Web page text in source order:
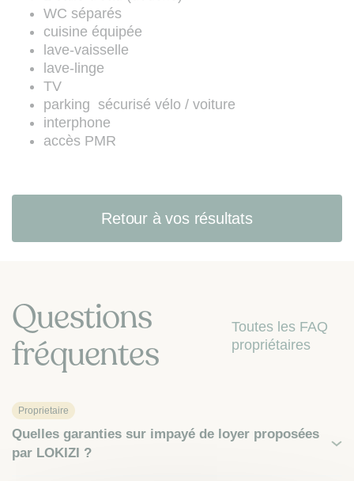
Code de la consommation (site web
:www.bloctel.gouv.fr
WC séparés
cuisine équipée
lave-vaisselle
lave-linge
TV
parking sécurisé vélo / voiture
interphone
accès PMR
Retour à vos résultats
Questions
fréquentes
Toutes les FAQ
propriétaires
Proprietaire
Quelles garanties sur impayé de loyer proposées
par LOKIZI ?